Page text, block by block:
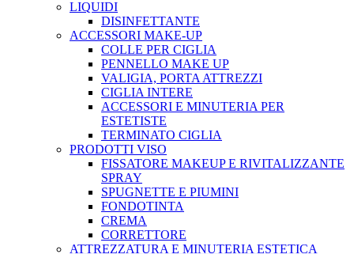
LIQUIDI
DISINFETTANTE
ACCESSORI MAKE-UP
COLLE PER CIGLIA
PENNELLO MAKE UP
VALIGIA, PORTA ATTREZZI
CIGLIA INTERE
ACCESSORI E MINUTERIA PER
ESTETISTE
TERMINATO CIGLIA
PRODOTTI VISO
FISSATORE MAKEUP E RIVITALIZZANTE
SPRAY
SPUGNETTE E PIUMINI
FONDOTINTA
CREMA
CORRETTORE
ATTREZZATURA E MINUTERIA ESTETICA